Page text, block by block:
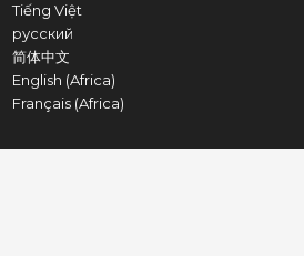
Tiếng Việt
русский
简体中文
English (Africa)
Français (Africa)